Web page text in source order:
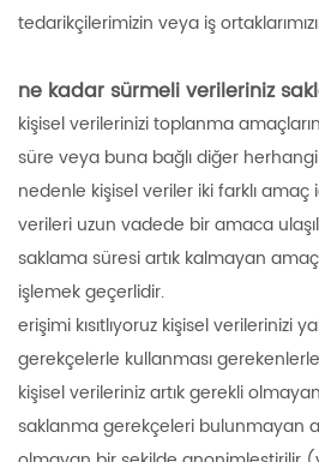
tedarikçilerimizin veya iş
ne kadar sürmeli verileriniz
kişisel verilerinizi toplanma
süre veya buna bağlı diğer
nedenle kişisel veriler iki farklı
verileri uzun vadede bir amaca
saklama süresi artık kalmayan
işlemek geçerlidir.
erişimi kısıtlıyoruz kişisel verilerinizi
gerekçelerle kullanması
kişisel verileriniz artık gerekli
saklanma gerekçeleri bulunmayan